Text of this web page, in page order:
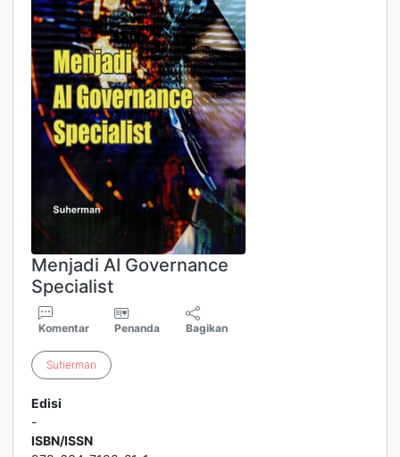
Menjadi AI Governance
Specialist
Komentar Penanda Bagikan
Suherman
Edisi
-
ISBN/ISSN